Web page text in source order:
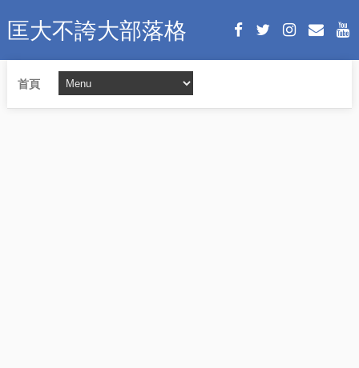
匡大不誇大部落格
首頁